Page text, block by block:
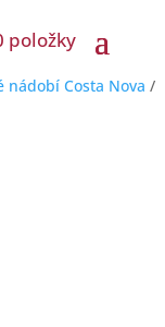
položky
nádobí Costa Nova /